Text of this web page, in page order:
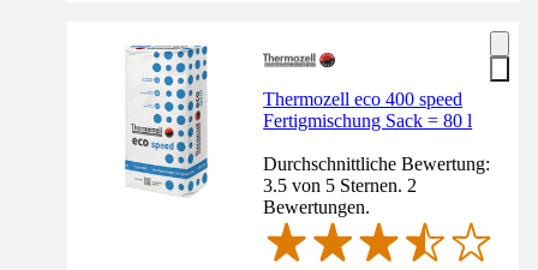
Thermozell eco 400 speed
Fertigmischung Sack = 80 l
Durchschnittliche Bewertung:
3.5 von 5 Sternen. 2
Bewertungen.